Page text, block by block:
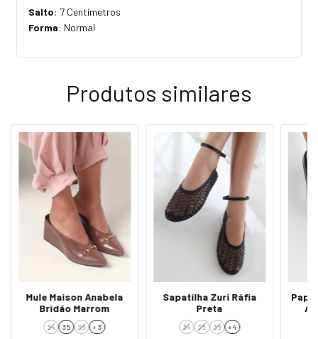
Salto: 7 Centímetros
Forma: Normal
Produtos similares
Mule Maison Anabela
Bridão Marrom
34 35 36 + 3
Sapatilha Zuri Ráfia
Preta
34 35 36 + 4